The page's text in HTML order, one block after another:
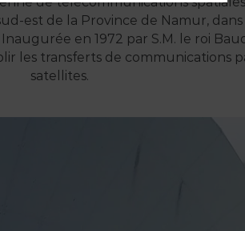
est de la Province de Namur, dans
en 1972 par S.M. le roi
les transferts de communications
satellites.